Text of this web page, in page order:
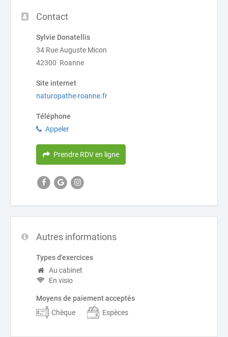
Contact
Sylvie Donatellis
34 Rue Auguste Micon
42300 Roanne
Site internet
naturopathe-roanne.fr
Téléphone
Appeler
Prendre RDV en ligne
Autres informations
Types d'exercices
Au cabinet
En visio
Moyens de paiement acceptés
Chèque
Espèces